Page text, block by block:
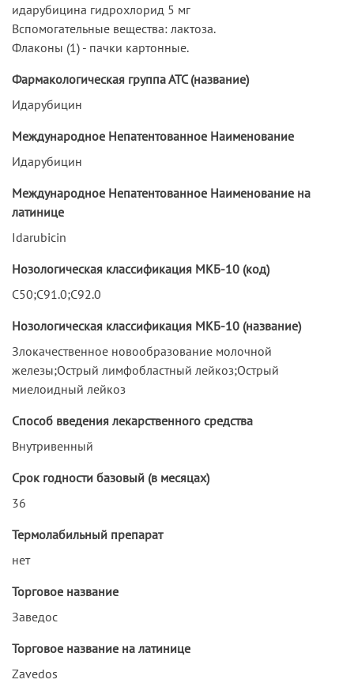
идарубицина гидрохлорид 5 мг
Вспомогательные вещества: лактоза.
Флаконы (1) - пачки картонные.
Фармакологическая группа АТС (название)
Идарубицин
Международное Непатентованное Наименование
Идарубицин
Международное Непатентованное Наименование на
латинице
Idarubicin
Нозологическая классификация МКБ-10 (код)
C50;C91.0;C92.0
Нозологическая классификация МКБ-10 (название)
Злокачественное новообразование молочной
железы;Острый лимфобластный лейкоз;Острый
миелоидный лейкоз
Способ введения лекарственного средства
Внутривенный
Срок годности базовый (в месяцах)
36
Термолабильный препарат
нет
Торговое название
Заведос
Торговое название на латинице
Zavedos